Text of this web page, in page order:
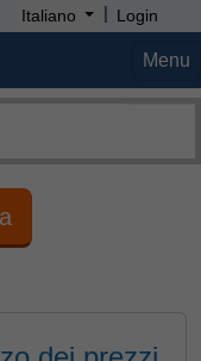
Italiano | Login
Menu